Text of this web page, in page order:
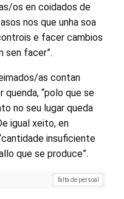
os en coidados de
nos que unha soa
e facer cambios
sen facer”.
as contan
“polo que se
no seu lugar queda
igual xeito, en
insuficiente
que se produce”.
falta de persoal